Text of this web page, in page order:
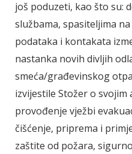
još poduzeti, kao što su:
službama, spasiteljima
podataka i kontakata
nastanka novih divljih
smeća/građevinskog
izvijestile Stožer o
provođenje vježbi
čišćenje, priprema i
zaštite od požara,